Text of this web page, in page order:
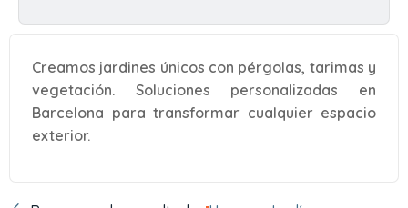
Creamos jardines únicos con pérgolas, tarimas y
vegetación. Soluciones personalizadas en
Barcelona para transformar cualquier espacio
exterior.